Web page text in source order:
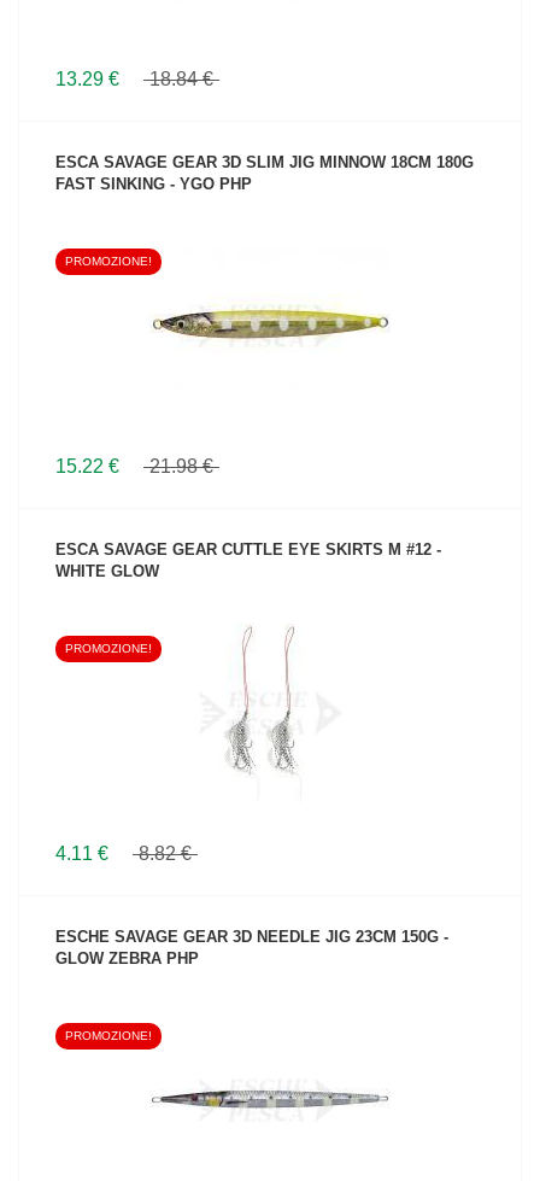
13.29 € 18.84 €
ESCA SAVAGE GEAR 3D SLIM JIG MINNOW 18CM 180G
FAST SINKING - YGO PHP
PROMOZIONE!
15.22 € 21.98 €
ESCA SAVAGE GEAR CUTTLE EYE SKIRTS M #12 -
WHITE GLOW
VEDI IL PRODOTTO
PROMOZIONE!
4.11 € 8.82 €
ESCHE SAVAGE GEAR 3D NEEDLE JIG 23CM 150G -
GLOW ZEBRA PHP
PROMOZIONE!